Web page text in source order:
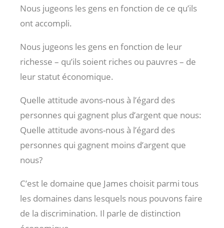
Nous jugeons les gens en fonction de ce qu’ils
ont accompli.
Nous jugeons les gens en fonction de leur
richesse – qu’ils soient riches ou pauvres – de
leur statut économique.
Quelle attitude avons-nous à l’égard des
personnes qui gagnent plus d’argent que nous:
Quelle attitude avons-nous à l’égard des
personnes qui gagnent moins d’argent que
nous?
C’est le domaine que James choisit parmi tous
les domaines dans lesquels nous pouvons faire
de la discrimination. Il parle de distinction